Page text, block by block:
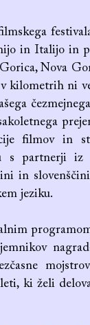
in Italijo in
Nova
kilometrih ni
filmov in
s partnerji iz
in
jeziku.
ki želi